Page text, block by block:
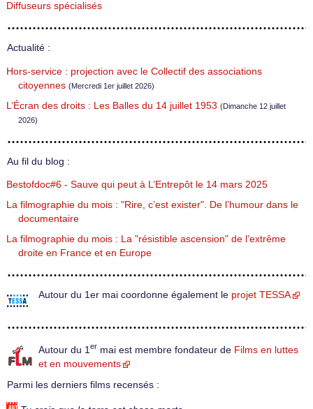
Diffuseurs spécialisés
Actualité :
Hors-service : projection avec le Collectif des associations
citoyennes (Mercredi 1er juillet 2026)
L’Écran des droits : Les Balles du 14 juillet 1953 (Dimanche 12 juillet
2026)
Au fil du blog :
Bestofdoc#6 - Sauve qui peut à L’Entrepôt le 14 mars 2025
La filmographie du mois : "Rire, c’est exister". De l’humour dans le
documentaire
La filmographie du mois : La "résistible ascension" de l’extrême
droite en France et en Europe
Autour du 1er mai coordonne également le projet TESSA
Autour du 1 er mai est membre fondateur de Films en luttes
et en mouvements
Parmi les derniers films recensés :